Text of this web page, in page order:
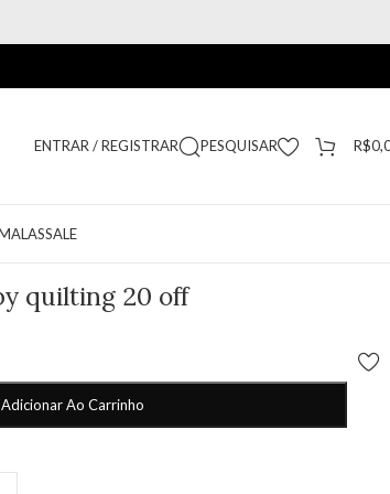
ENTRAR / REGISTRAR PESQUISAR R$
SALE
quilting 20 off
Adicionar Ao Carrinho